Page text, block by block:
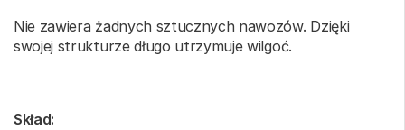
Nie zawiera żadnych sztucznych nawozów. Dzięki
swojej strukturze długo utrzymuje wilgoć.
Skład: